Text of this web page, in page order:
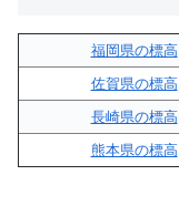
福岡県の標高
佐賀県の標高
長崎県の標高
熊本県の標高